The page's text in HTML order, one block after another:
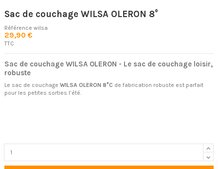
Sac de couchage WILSA OLERON 8°
Référence wilsa
29,90 €
TTC
Sac de couchage WILSA OLERON - Le sac de couchage loisir,
robuste
Le sac de couchage WILSA OLERON 8°C de fabrication robuste est parfait
pour les petites sorties l’été.